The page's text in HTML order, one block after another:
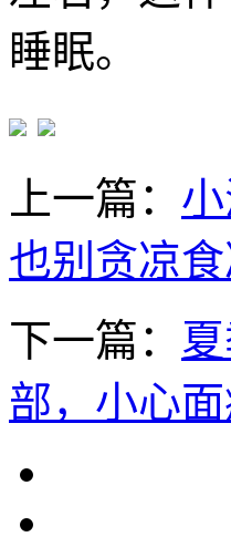
睡眠。
上一篇：
也别贪凉
下一篇：
部，小心面